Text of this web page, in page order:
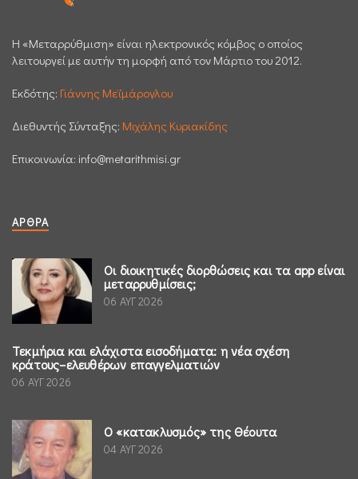
H «Μεταρρύθμιση» είναι ηλεκτρονικός κόμβος ο οποίος
λειτουργεί με αυτήν τη μορφή από τον Μάρτιο του 2012.
Εκδότης: Γιάννης Μεϊμάρογλου
Διεθυντής Σύνταξης: Μιχάλης Κυριακίδης
Επικοινωνία: info@metarithmisi.gr
ΆΡΘΡΑ
Οι διοικητικές διορθώσεις και τα app είναι
μεταρρυθμίσεις;
06 ΑΥΓ 2026
Τεκμήρια και ελάχιστα εισοδήματα: η νέα σχέση
κράτους–ελευθέρων επαγγελματιών
06 ΑΥΓ 2026
Ο «κατακλυσμός» της Θέουτα
04 ΑΥΓ 2026